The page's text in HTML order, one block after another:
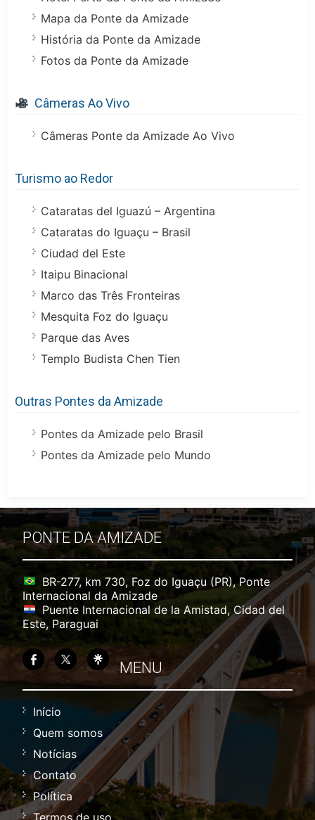
Mapa da Ponte da Amizade
História da Ponte da Amizade
Fotos da Ponte da Amizade
Câmeras Ao Vivo
Câmeras Ponte da Amizade Ao Vivo
Turismo ao Redor
Cataratas del Iguazú – Argentina
Cataratas do Iguaçu – Brasil
Ciudad del Este
Itaipu Binacional
Marco das Três Fronteiras
Mesquita Foz do Iguaçu
Parque das Aves
Templo Budista Chen Tien
Outras Pontes da Amizade
Pontes da Amizade pelo Brasil
Pontes da Amizade pelo Mundo
PONTE DA AMIZADE
BR-277, km 730, Foz do Iguaçu (PR), Ponte
Internacional da Amizade
Puente Internacional de la Amistad, Cidad del
Este, Paraguai
MENU
Início
Quem somos
Notícias
Contato
Política
Termos de uso